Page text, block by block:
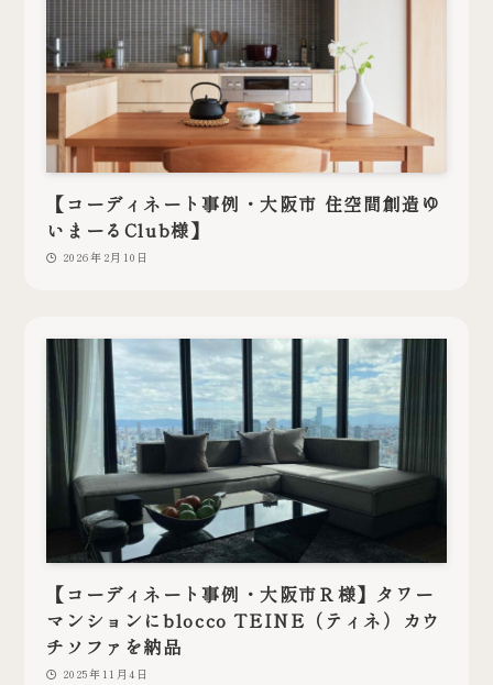
【コーディネート事例・大阪市 住空間創造ゆ
いまーるClub様】
2026年2月10日
【コーディネート事例・大阪市Ｒ様】タワー
マンションにblocco TEINE（ティネ）カウ
チソファを納品
2025年11月4日